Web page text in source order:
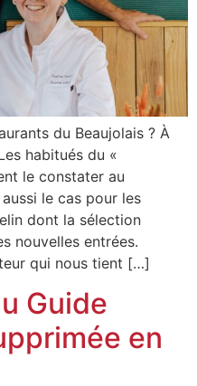
du Beaujolais ? À
habitués du «
le constater au
le cas pour les
dont la sélection
nouvelles entrées.
qui nous tient […]
Guide
en